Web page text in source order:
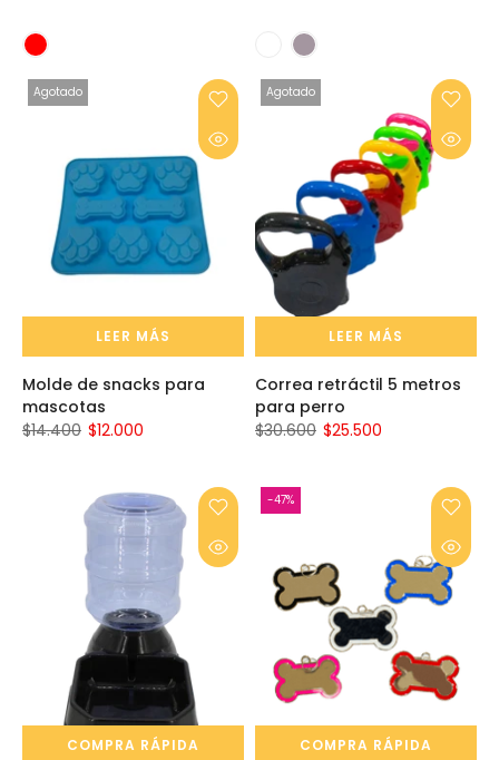
Agotado
LEER MÁS
Molde de snacks para
mascotas
$14.400 $12.000
Agotado
LEER MÁS
Correa retráctil 5 metros
para perro
$30.600 $25.500
COMPRA RÁPIDA
-47%
COMPRA RÁPIDA